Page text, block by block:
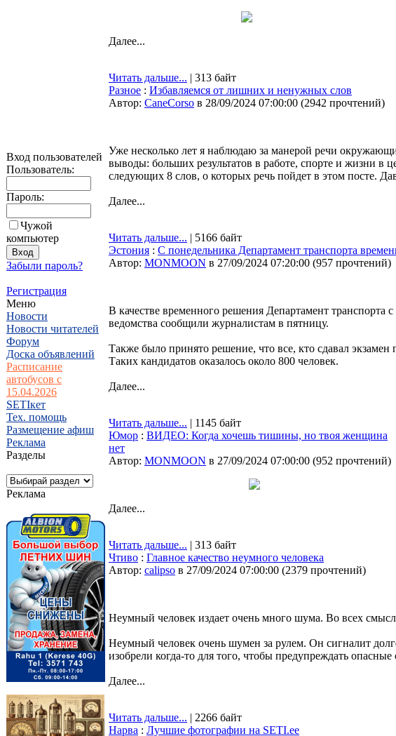
Вход пользователей
Пользователь:
Пароль:
Чужой
компьютер
Забыли пароль?
Регистрация
Меню
Новости
Новости читателей
Форум
Доска объявлений
Расписание
автобусов с
15.04.2026
SETIкет
Тех. помощь
Размещение афиш
Реклама
Разделы
Реклама
Далее...
Читать дальше... | 313 байт
Разное : Избавляемся от лишних и ненужных слов
Автор: CaneCorso в 28/09/2024 07:00:00 (2942 прочтений)
Уже несколько лет я наблюдаю за манерой речи
выводы: больших результатов в работе, спорте и жизни в
следующих 8 слов, о которых речь пойдет в этом посте.
Далее...
Читать дальше... | 5166 байт
Эстония : С понедельника Департамент транспорта
Автор: MONMOON в 27/09/2024 07:20:00 (957 прочтений)
В качестве временного решения Департамент транспорта
ведомства сообщили журналистам в пятницу.
Также было принято решение, что все, кто сдавал
Таких кандидатов оказалось около 800 человек.
Далее...
Читать дальше... | 1145 байт
Юмор : ВИДЕО: Когда хочешь тишины, но твоя женщина
нет
Автор: MONMOON в 27/09/2024 07:00:00 (952 прочтений)
Далее...
Читать дальше... | 313 байт
Чтиво : Главное качество неумного человека
Автор: calipso в 27/09/2024 07:00:00 (2379 прочтений)
Неумный человек издает очень много шума. Во всех
Неумный человек очень шумен за рулем. Он сигналит
изобрели когда-то для того, чтобы предупреждать
Далее...
Читать дальше... | 2266 байт
Нарва : Лучшие фотографии на SETI.ee